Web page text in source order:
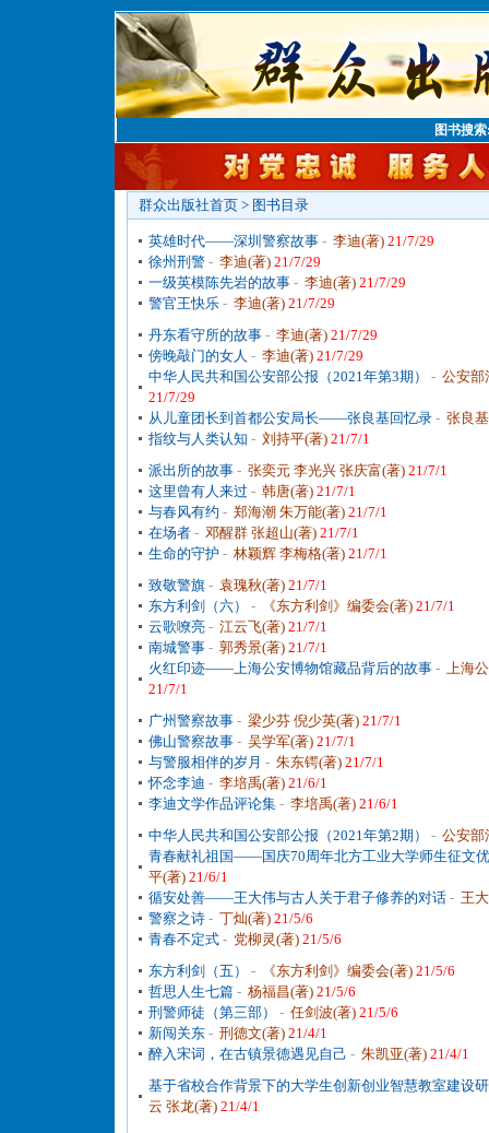
图书搜
群众出版社首页 > 图书目录
英雄时代——深圳警察故事 - 李迪(著) 21/7/29
徐州刑警 - 李迪(著) 21/7/29
一级英模陈先岩的故事 - 李迪(著) 21/7/29
警官王快乐 - 李迪(著) 21/7/29
丹东看守所的故事 - 李迪(著) 21/7/29
傍晚敲门的女人 - 李迪(著) 21/7/29
中华人民共和国公安部公报（2021年第3期）
- 公安部
21/7/29
从儿童团长到首都公安局长——张良基回忆录 - 张良
指纹与人类认知 - 刘持平(著) 21/7/1
派出所的故事 - 张奕元 李光兴 张庆富(著) 21/7/1
这里曾有人来过 - 韩唐(著) 21/7/1
与春风有约 - 郑海潮 朱万能(著) 21/7/1
在场者 - 邓醒群 张超山(著) 21/7/1
生命的守护 - 林颖辉 李梅格(著) 21/7/1
致敬警旗 - 袁瑰秋(著) 21/7/1
东方利剑（六）
- 《东方利剑》编委会(著) 21/7/1
云歌嘹亮 - 江云飞(著) 21/7/1
南城警事 - 郭秀景(著) 21/7/1
火红印迹——上海公安博物馆藏品背后的故事 - 上海
21/7/1
广州警察故事 - 梁少芬 倪少英(著) 21/7/1
佛山警察故事 - 吴学军(著) 21/7/1
与警服相伴的岁月 - 朱东锷(著) 21/7/1
怀念李迪 - 李培禹(著) 21/6/1
李迪文学作品评论集 - 李培禹(著) 21/6/1
中华人民共和国公安部公报（2021年第2期）
- 公安部
青春献礼祖国——国庆70周年北方工业大学师生征文
平(著) 21/6/1
循安处善——王大伟与古人关于君子修养的对话 - 王
警察之诗 - 丁灿(著) 21/5/6
青春不定式 - 党柳灵(著) 21/5/6
东方利剑（五）
- 《东方利剑》编委会(著) 21/5/6
哲思人生七篇 - 杨福昌(著) 21/5/6
刑警师徒（第三部）
- 任剑波(著) 21/5/6
新闯关东 - 刑德文(著) 21/4/1
醉入宋词，在古镇景德遇见自己 - 朱凯亚(著) 21/4/1
基于省校合作背景下的大学生创新创业智慧教室建设
云 张龙(著) 21/4/1